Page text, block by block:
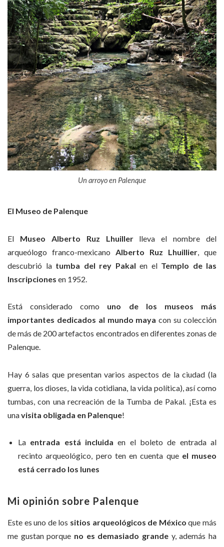
Un arroyo en Palenque
El Museo de Palenque
El Museo Alberto Ruz Lhuillerlleva el nombre del
arqueólogo franco-mexicano Alberto Ruz Lhuillier , que
descubrió la tumba del rey Pakal en el Templo de las
Inscripciones en 1952.
Está considerado como uno de los museos más
importantes dedicados al mundo maya con su colección
de más de 200 artefactos encontrados en diferentes zonas de
Palenque.
Hay 6 salas que presentan varios aspectos de la ciudad (la
guerra, los dioses, la vida cotidiana, la vida política), así como
tumbas, con una recreación de la Tumba de Pakal. ¡Esta es
unavisita obligada en Palenque!
La entrada está incluida en el boleto de entrada al
recinto arqueológico, pero ten en cuenta que el museo
está cerrado los lunes
Mi opinión sobre Palenque
Este es uno de los sitios arqueológicos de México que más
me gustan porque no es demasiado grande y, además ha